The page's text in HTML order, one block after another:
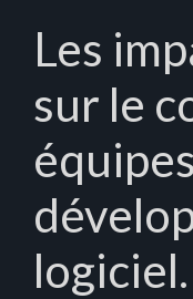
Les
sur le
logiciel.